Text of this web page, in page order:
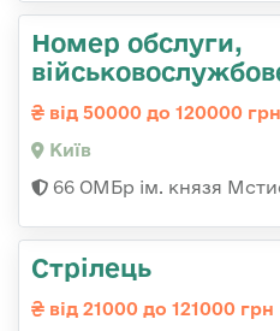
Номер обслуги,
від 50000 до 120000 грн
Київ
66 ОМБр ім. князя
Стрілець
від 21000 до 121000 грн